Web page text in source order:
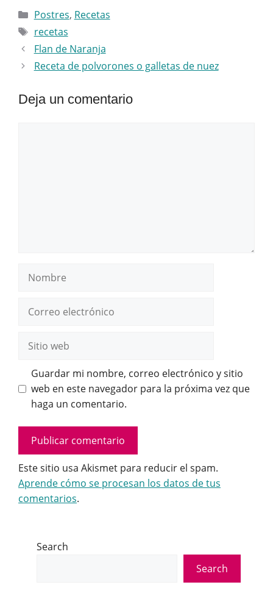
Categorías
Postres, Recetas
Etiquetas
recetas
Flan de Naranja
Receta de polvorones o galletas de nuez
Deja un comentario
Nombre
electrónico
web
Guardar mi nombre, correo electrónico y sitio
web en este navegador para la próxima vez que
haga un comentario.
Este sitio usa Akismet para reducir el spam.
Aprende cómo se procesan los datos de tus
comentarios.
Search
Search